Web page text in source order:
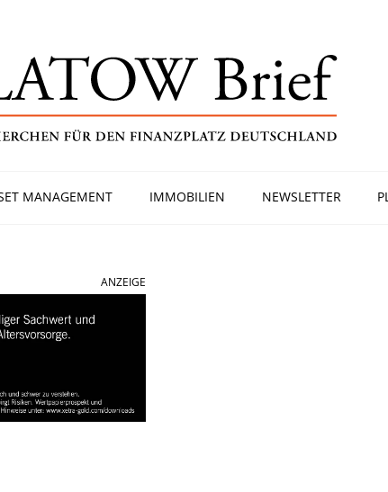
MANAGEMENT IMMOBILIEN NEWSLETTER
ANZEIGE